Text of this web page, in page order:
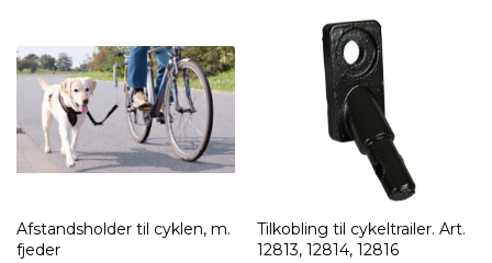
Afstandsholder til cyklen, m.
fjeder
Tilkobling til cykeltrailer. Art.
12813, 12814, 12816